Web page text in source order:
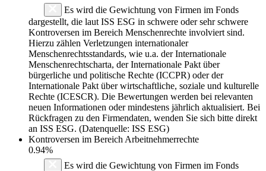
Es wird die Gewichtung von Firmen im Fonds
dargestellt, die laut ISS ESG in schwere oder sehr schwere
Kontroversen im Bereich Menschenrechte involviert sind.
Hierzu zählen Verletzungen internationaler
Menschenrechtsstandards, wie u.a. der Internationale
Menschenrechtscharta, der Internationale Pakt über
bürgerliche und politische Rechte (ICCPR) oder der
Internationale Pakt über wirtschaftliche, soziale und kulturelle
Rechte (ICESCR). Die Bewertungen werden bei relevanten
neuen Informationen oder mindestens jährlich aktualisiert. Bei
Rückfragen zu den Firmendaten, wenden Sie sich bitte direkt
an ISS ESG. (Datenquelle: ISS ESG)
Kontroversen im Bereich Arbeitnehmerrechte
0.94%
Es wird die Gewichtung von Firmen im Fonds